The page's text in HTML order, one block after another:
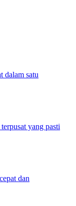
dalam satu
yang pasti
dan